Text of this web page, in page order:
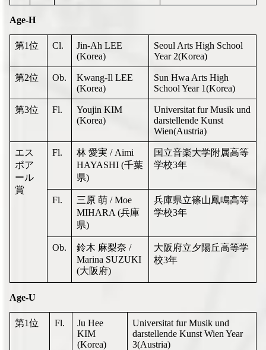
Age-H
第1位 Cl.
Jin-Ah LEE
(Korea)
Seoul Arts High School
Year 2(Korea)
第2位 Ob.
Kwang-Il LEE
(Korea)
Sun Hwa Arts High
School Year 1(Korea)
第3位 Fl.
Youjin KIM
(Korea)
Universitat fur Musik und
darstellende Kunst
Wien(Austria)
エス
ポア
ール
賞
Fl.
林 愛実 / Aimi
HAYASHI (千葉
県)
国立音楽大学附属高等
学校3年
Fl.
三原 萌 / Moe
MIHARA (兵庫
県)
兵庫県立篠山鳳鳴高等
学校3年
Ob.
鈴木 麻梨奈 /
Marina SUZUKI
(大阪府)
大阪府立夕陽丘高等学
校3年
Age-U
第1位 Fl.
Ju Hee
KIM
(Korea)
Universitat fur Musik und
darstellende Kunst Wien Year
3(Austria)